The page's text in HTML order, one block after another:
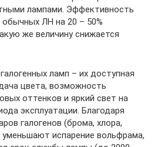
лампами. Эффективность
ЛН на 20 – 50%
же величину снижается
ламп – их доступная
цвета, возможность
оттенков и яркий свет на
эксплуатации. Благодаря
галогенов (брома, хлора,
испарение вольфрама,